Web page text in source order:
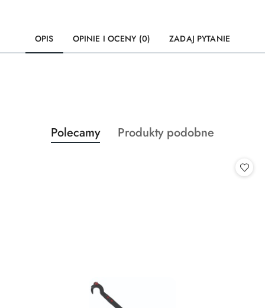
OPIS OPINIE I OCENY (0) ZADAJ PYTANIE
Pomiń karuzelę produktów
Produkty
o
Polecamy
Produkty
Produkty podobne